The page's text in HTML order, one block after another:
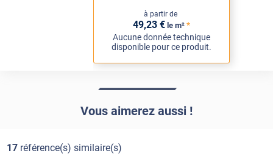
à partir de
49,23 € le m² *
Aucune donnée technique
disponible pour ce produit.
Vous aimerez aussi !
17référence(s) similaire(s)